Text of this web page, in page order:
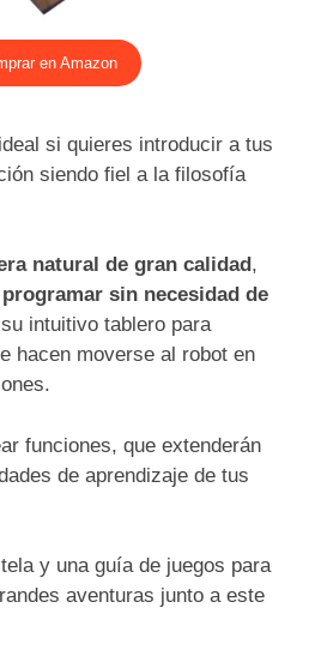
en Amazon
si quieres introducir a tus
siendo fiel a la filosofía
natural de gran calidad,
sin necesidad de
intuitivo tablero para
hacen moverse al robot en
funciones, que extenderán
de aprendizaje de tus
y una guía de juegos para
aventuras junto a este